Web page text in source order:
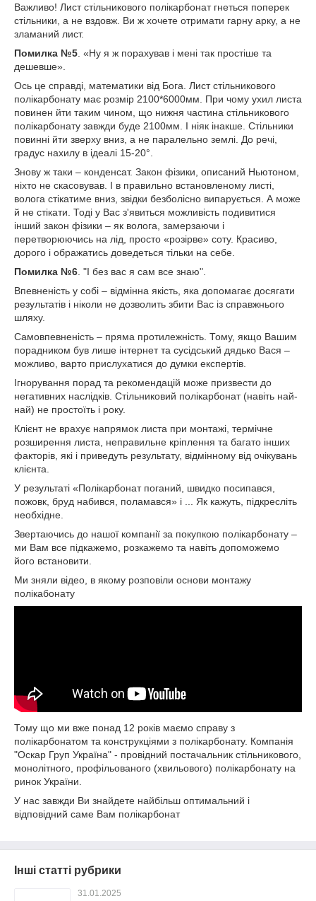
Важливо! Лист стільникового полікарбонат гнеться поперек
стільники, а не вздовж. Ви ж хочете отримати гарну арку, а не
зламаний лист.
Помилка №5 . «Ну я ж порахував і мені так простіше та
дешевше».
Ось це справді, математики від Бога. Лист стільникового
полікарбонату має розмір 2100*6000мм. При чому ухил листа
повинен йти таким чином, що нижня частина стільникового
полікарбонату завжди буде 2100мм. І ніяк інакше. Стільники
повинні йти зверху вниз, а не паралельно землі. До речі,
градус нахилу в ідеалі 15-20°.
Знову ж таки – конденсат. Закон фізики, описаний Ньютоном,
ніхто не скасовував. І в правильно встановленому листі,
волога стікатиме вниз, звідки безболісно випарується. А може
й не стікати. Тоді у Вас з'явиться можливість подивитися
інший закон фізики – як волога, замерзаючи і
перетворюючись на лід, просто «розірве» соту. Красиво,
дорого і ображатись доведеться тільки на себе.
Помилка №6 . "І без вас я сам все знаю".
Впевненість у собі – відмінна якість, яка допомагає досягати
результатів і ніколи не дозволить збити Вас із справжнього
шляху.
Самовпевненість – пряма протилежність. Тому, якщо Вашим
порадником був лише інтернет та сусідський дядько Вася –
можливо, варто прислухатися до думки експертів.
Ігнорування порад та рекомендацій може призвести до
негативних наслідків. Стільниковий полікарбонат (навіть най-
най) не простоїть і року.
Клієнт не врахує напрямок листа при монтажі, термічне
розширення листа, неправильне кріплення та багато інших
факторів, які і приведуть результату, відмінному від очікувань
клієнта.
У результаті «Полікарбонат поганий, швидко посипався,
пожовк, бруд набився, поламався» і ... Як кажуть, підкресліть
необхідне.
Звертаючись до нашої компанії за покупкою полікарбонату –
ми Вам все підкажемо, розкажемо та навіть допоможемо
його встановити.
Ми зняли відео, в якому розповіли основи монтажу
полікабонату
Тому що ми вже понад 12 років маємо справу з
полікарбонатом та конструкціями з полікарбонату. Компанія
"Оскар Груп Україна" - провідний постачальник стільникового,
монолітного, профільованого (хвильового) полікарбонату на
ринок України.
У нас завжди Ви знайдете найбільш оптимальний і
відповідний саме Вам полікарбонат
Інші статті рубрики
31.01.2025